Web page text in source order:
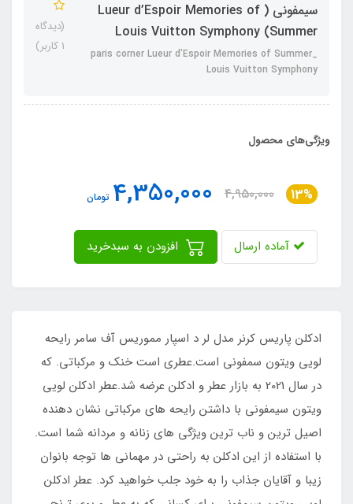
سیمفونی ( Lueur d’Espoir Memories of
Summer) Louis Vuitton Symphony
paris corner Lueur d’Espoir Memories of Summer_
Louis Vuitton Symphony
(دیدگاه
1 کاربر)
ویژگی‌های محصول
13%
4,950,000
4,350,000 تومان
آماده ارسال
ادکلن پاریس کرنر مدل لر د اسپار مموریس آف سامر رایحه
لویی ویتون سمفونی است.عطری است خنک و مرکباتی. که
در سال 2021 به بازار عطر و ادکلن عرضه شد.عطر ادکلن لویی
ویتون سیمفونی با داشتن رایحه های مرکباتی نشان دهنده
اصیل ترین و ناب ترین ویژگی های زنانه و مردانه شما است.
با استفاده از این ادکلن به راحتی در مهمانی ها توجه بانوان
زیبا و آقایان جذاب را به خود جلب خواهید کرد. عطر ادکلن